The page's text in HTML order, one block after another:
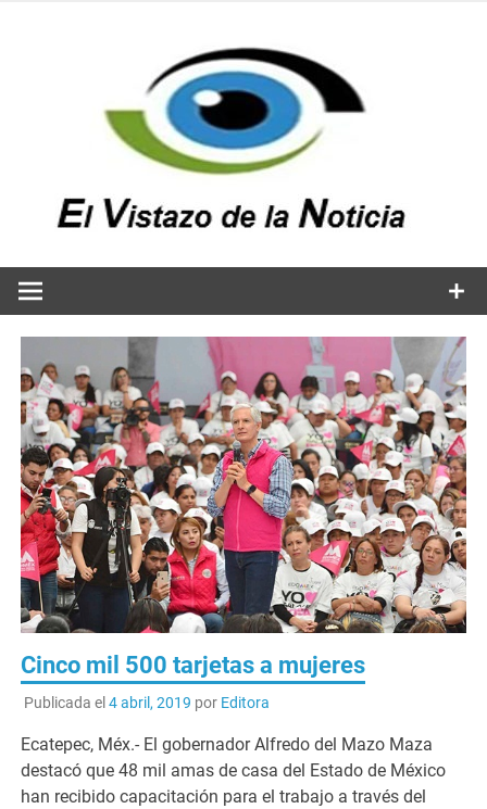
Cinco mil 500 tarjetas a mujeres
Publicada el 4 abril, 2019 por Editora
Ecatepec, Méx.- El gobernador Alfredo del Mazo Maza
destacó que 48 mil amas de casa del Estado de México
han recibido capacitación para el trabajo a través del